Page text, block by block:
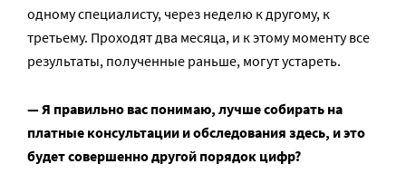
одному специалисту, через неделю к другому, к
третьему. Проходят два месяца, и к этому моменту все
результаты, полученные раньше, могут устареть.
— Я правильно вас понимаю, лучше собирать на
платные консультации и обследования здесь, и это
будет совершенно другой порядок цифр?